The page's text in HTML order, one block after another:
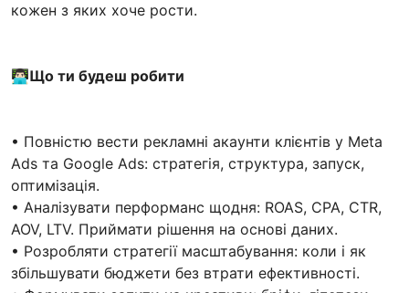
кожен з яких хоче рости.
👨🏻‍💻Що ти будеш робити
• Повністю вести рекламні акаунти клієнтів у Meta
Ads та Google Ads: стратегія, структура, запуск,
оптимізація.
• Аналізувати перформанс щодня: ROAS, CPA, CTR,
AOV, LTV. Приймати рішення на основі даних.
• Розробляти стратегії масштабування: коли і як
збільшувати бюджети без втрати ефективності.